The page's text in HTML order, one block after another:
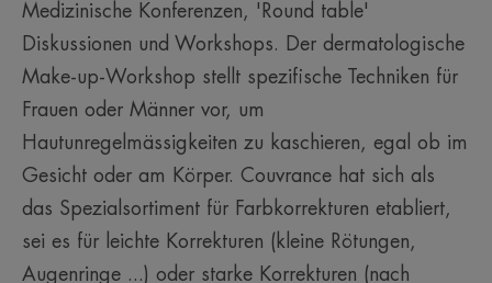
Medizinische Konferenzen, 'Round table'
Diskussionen und Workshops. Der dermatologische
Make-up-Workshop stellt spezifische Techniken für
Frauen oder Männer vor, um
Hautunregelmässigkeiten zu kaschieren, egal ob im
Gesicht oder am Körper. Couvrance hat sich als
das Spezialsortiment für Farbkorrekturen etabliert,
sei es für leichte Korrekturen (kleine Rötungen,
Augenringe ...) oder starke Korrekturen (nach